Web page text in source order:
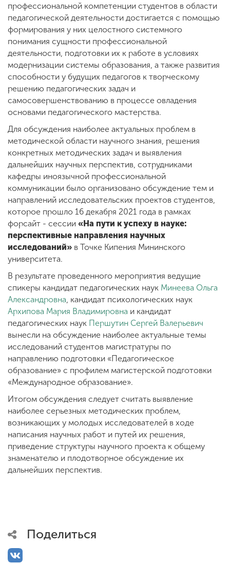
ENG SPN CHI
Приемная
комиссия
+7 (831) 262-26-20
профессиональной компетенции студентов в области
педагогической деятельности достигается с помощью
формирования у них целостного системного
понимания сущности профессиональной
деятельности, подготовки их к работе в условиях
модернизации системы образования, а также развития
способности у будущих педагогов к творческому
решению педагогических задач и
самосовершенствованию в процессе овладения
основами педагогического мастерства.
Для обсуждения наиболее актуальных проблем в
методической области научного знания, решения
конкретных методических задач и выявления
дальнейших научных перспектив, сотрудниками
кафедры иноязычной профессиональной
коммуникации было организовано обсуждение тем и
направлений исследовательских проектов студентов,
которое прошло 16 декабря 2021 года в рамках
форсайт - сессии «На пути к успеху в науке:
перспективные направления научных
исследований» в Точке Кипения Мининского
университета.
В результате проведенного мероприятия ведущие
спикеры кандидат педагогических наук Минеева Ольга
Александровна, кандидат психологических наук
Архипова Мария Владимировна и кандидат
педагогических наук Першутин Сергей Валерьевич
вынесли на обсуждение наиболее актуальные темы
исследований студентов магистратуры по
направлению подготовки «Педагогическое
образование» с профилем магистерской подготовки
«Международное образование».
Итогом обсуждения следует считать выявление
наиболее серьезных методических проблем,
возникающих у молодых исследователей в ходе
написания научных работ и путей их решения,
приведение структуры научного проекта к общему
знаменателю и плодотворное обсуждение их
дальнейших перспектив.
Поделиться